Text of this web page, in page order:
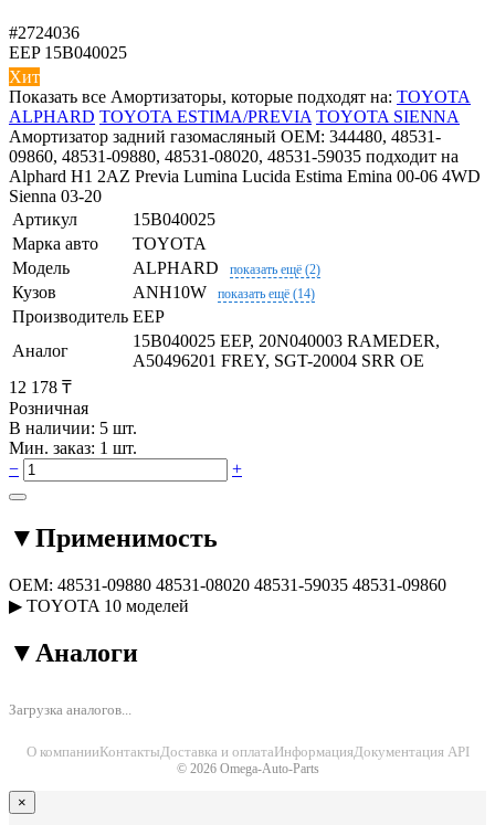
#2724036
EEP 15B040025
Хит
Показать все Амортизаторы, которые подходят на: TOYOTA
ALPHARD TOYOTA ESTIMA/PREVIA TOYOTA SIENNA
Амортизатор задний газомасляный OEM: 344480, 48531-
09860, 48531-09880, 48531-08020, 48531-59035 подходит на
Alphard H1 2AZ Previa Lumina Lucida Estima Emina 00-06 4WD
Sienna 03-20
Артикул
15B040025
Марка авто
TOYOTA
Модель
ALPHARD показать ещё (2)
Кузов ANH10W показать ещё (14)
Производитель EEP
Аналог
15B040025 EEP, 20N040003 RAMEDER,
A50496201 FREY, SGT-20004 SRR OE
12 178 ₸
Розничная
В наличии: 5 шт.
Мин. заказ: 1 шт.
−
+
▼Применимость
OEM: 48531-09880 48531-08020 48531-59035 48531-09860
▶ TOYOTA 10 моделей
▼ Аналоги
Загрузка аналогов...
О компанииКонтактыДоставка и оплатаИнформацияДокументация API
© 2026 Omega-Auto-Parts
×